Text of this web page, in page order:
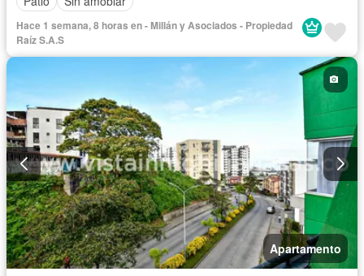
Hace 1 semana, 8 horas en - Millán y Asociados - Propiedad
Raíz S.A.S
Apartamento